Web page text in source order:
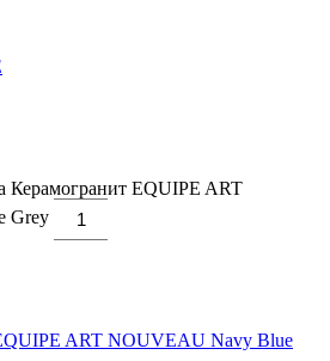
Керамогранит EQUIPE ART
Grey